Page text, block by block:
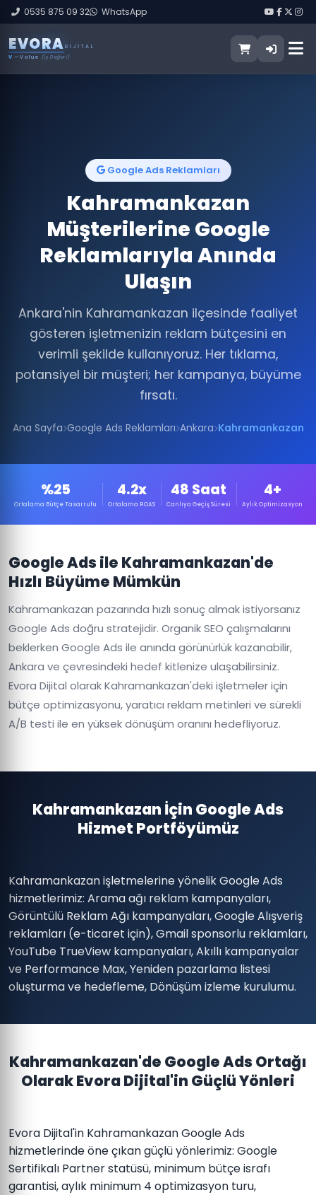
0535 875 09 32 WhatsApp
EVORA DIJITAL
V — Value (İş Değeri)
Google Ads Reklamları
Kahramankazan
Müşterilerine Google
Reklamlarıyla Anında
Ulaşın
Ankara'nin Kahramankazan ilçesinde faaliyet
gösteren işletmenizin reklam bütçesini en
verimli şekilde kullanıyoruz. Her tıklama,
potansiyel bir müşteri; her kampanya, büyüme
fırsatı.
Ana Sayfa Google Ads Reklamları Ankara Kahramankazan
%25
Ortalama Bütçe Tasarrufu
4.2x
Ortalama ROAS
48 Saat
Canlıya Geçiş Süresi
4+
Aylık Optimizasyon
Google Ads ile Kahramankazan'de
Hızlı Büyüme Mümkün
Kahramankazan pazarında hızlı sonuç almak istiyorsanız
Google Ads doğru stratejidir. Organik SEO çalışmalarını
beklerken Google Ads ile anında görünürlük kazanabilir,
Ankara ve çevresindeki hedef kitlenize ulaşabilirsiniz.
Evora Dijital olarak Kahramankazan'deki işletmeler için
bütçe optimizasyonu, yaratıcı reklam metinleri ve sürekli
A/B testi ile en yüksek dönüşüm oranını hedefliyoruz.
Kahramankazan İçin Google Ads
Hizmet Portföyümüz
Kahramankazan işletmelerine yönelik Google Ads
hizmetlerimiz: Arama ağı reklam kampanyaları,
Görüntülü Reklam Ağı kampanyaları, Google Alışveriş
reklamları (e-ticaret için), Gmail sponsorlu reklamları,
YouTube TrueView kampanyaları, Akıllı kampanyalar
ve Performance Max, Yeniden pazarlama listesi
oluşturma ve hedefleme, Dönüşüm izleme kurulumu.
Kahramankazan'de Google Ads Ortağı
Olarak Evora Dijital'in Güçlü Yönleri
Evora Dijital'in Kahramankazan Google Ads
hizmetlerinde öne çıkan güçlü yönlerimiz: Google
Sertifikalı Partner statüsü, minimum bütçe israfı
garantisi, aylık minimum 4 optimizasyon turu,